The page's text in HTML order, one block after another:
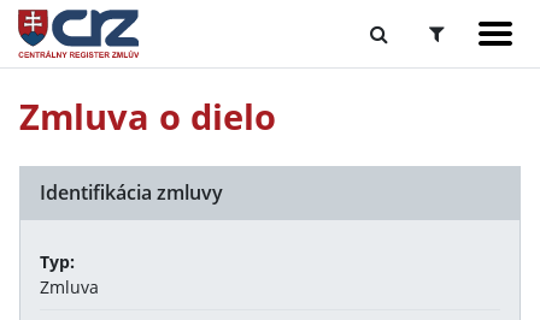
Zmluva o dielo
Identifikácia zmluvy
Typ:
Zmluva